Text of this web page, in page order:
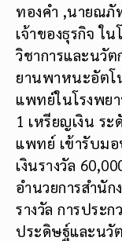
ทองคำ ,นายณภั
เจ้าของธุรกิจ ใ
วิชาการและนวั
ยานพาหนะอัตโ
แพทย์ในโรงพย
1 เหรียญเงิน ร
แพทย์ เข้ารับมอ
เงินรางวัล
อำนวยการสำนั
รางวัล การประ
ประดิษฐ์และนวั